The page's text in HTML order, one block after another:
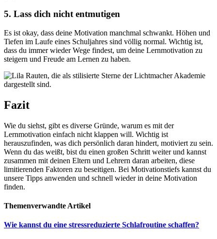
5. Lass dich nicht entmutigen
Es ist okay, dass deine Motivation manchmal schwankt. Höhen und
Tiefen im Laufe eines Schuljahres sind völlig normal. Wichtig ist,
dass du immer wieder Wege findest, um deine Lernmotivation zu
steigern und Freude am Lernen zu haben.
Fazit
Wie du siehst, gibt es diverse Gründe, warum es mit der
Lernmotivation einfach nicht klappen will. Wichtig ist
herauszufinden, was dich persönlich daran hindert, motiviert zu sein.
Wenn du das weißt, bist du einen großen Schritt weiter und kannst
zusammen mit deinen Eltern und Lehrern daran arbeiten, diese
limitierenden Faktoren zu beseitigen. Bei Motivationstiefs kannst du
unsere Tipps anwenden und schnell wieder in deine Motivation
finden.
Themenverwandte Artikel
Wie kannst du eine stressreduzierte Schlafroutine schaffen?